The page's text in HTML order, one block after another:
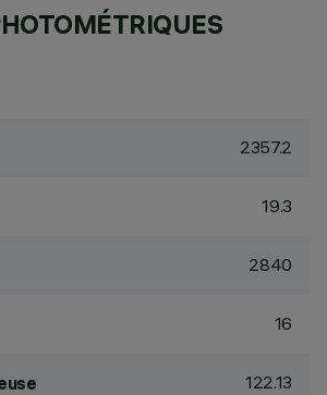
2357.2
19.3
2840
16
122.13